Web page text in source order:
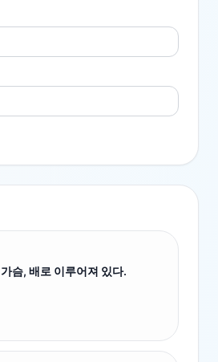
슴, 배로 이루어져 있다.